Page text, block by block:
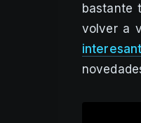
bastante
volver a